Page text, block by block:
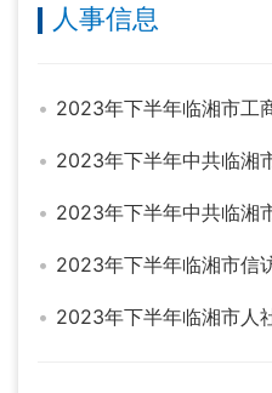
人事信息